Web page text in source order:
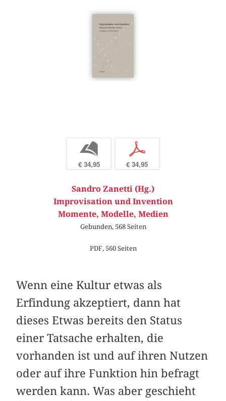
b
€ 34,95
p
€ 34,95
Sandro Zanetti (Hg.)
Improvisation und Invention
Momente, Modelle, Medien
Gebunden, 568 Seiten
PDF, 560 Seiten
Wenn eine Kultur etwas als
Erfindung akzeptiert, dann hat
dieses Etwas bereits den Status
einer Tatsache erhalten, die
vorhanden ist und auf ihren Nutzen
oder auf ihre Funktion hin befragt
werden kann. Was aber geschieht